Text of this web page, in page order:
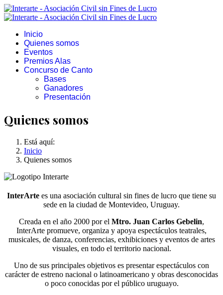
Inicio
Quienes somos
Eventos
Premios Alas
Concurso de Canto
Bases
Ganadores
Presentación
Quienes somos
Está aquí:
Inicio
Quienes somos
InterArte es una asociación cultural sin fines de lucro que tiene su
sede en la ciudad de Montevideo, Uruguay.
Creada en el año 2000 por el Mtro. Juan Carlos Gebelin,
InterArte promueve, organiza y apoya espectáculos teatrales,
musicales, de danza, conferencias, exhibiciones y eventos de artes
visuales, en todo el territorio nacional.
Uno de sus principales objetivos es presentar espectáculos con
carácter de estreno nacional o latinoamericano y obras desconocidas
o poco conocidas por el público uruguayo.